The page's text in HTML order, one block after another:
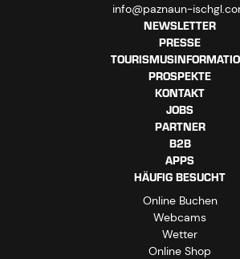
info@paznaun-
NEWSLETTER
PRESSE
PROSPEKTE
KONTAKT
JOBS
PARTNER
B2B
APPS
HÄUFIG BESUCHT
Online Buchen
Webcams
Wetter
Online Shop